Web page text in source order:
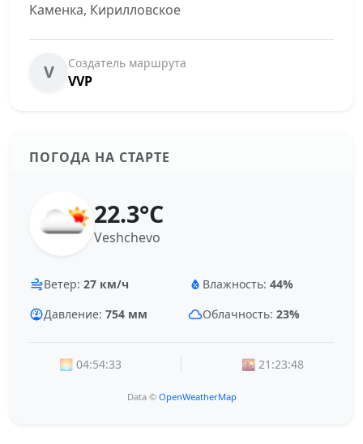
Каменка, Кирилловское
V Создатель маршрута
VVP
ПОГОДА НА СТАРТЕ
22.3°C
Veshchevo
Ветер: 27 км/ч Влажность: 44%
Давление: 754 мм Облачность: 23%
🌅 04:54:33 🌇 21:23:48
Data © OpenWeatherMap